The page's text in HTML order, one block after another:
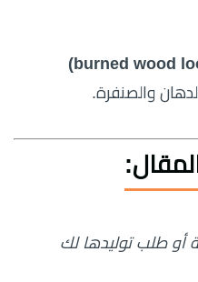
والصنفرة.
أو طلب توليدها لك